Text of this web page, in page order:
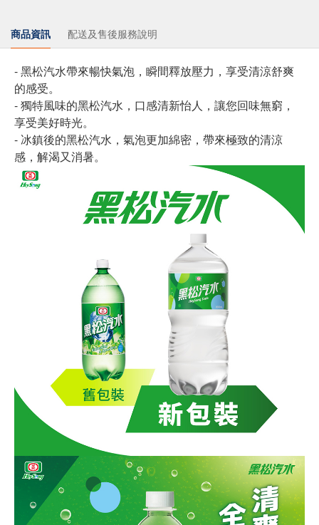
商品資訊 配送及售後服務說明
- 黑松汽水帶來暢快氣泡，瞬間釋放壓力，享受清涼舒爽
的感受。
- 獨特風味的黑松汽水，口感清新怡人，讓您回味無窮，
享受美好時光。
- 冰鎮後的黑松汽水，氣泡更加綿密，帶來極致的清涼
感，解渴又消暑。